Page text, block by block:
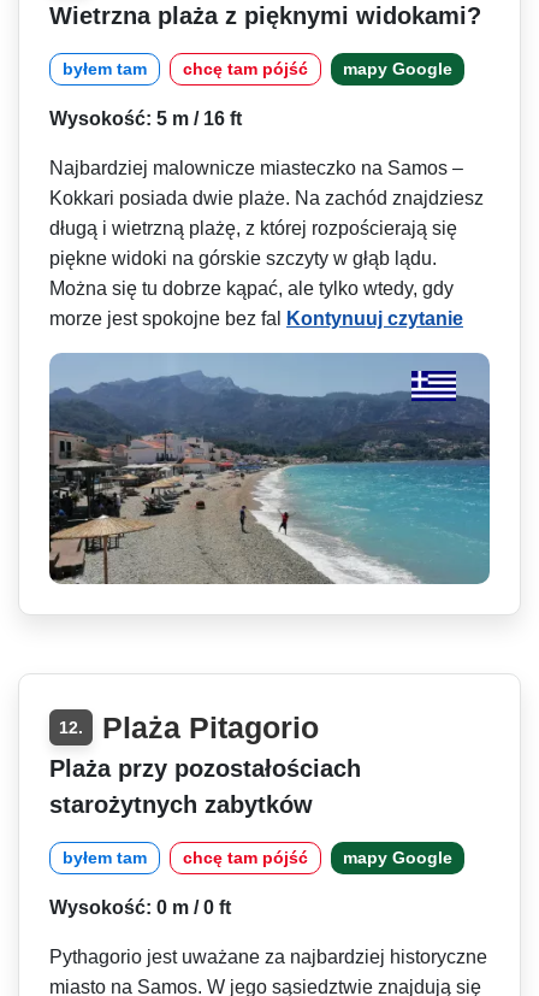
Wietrzna plaża z pięknymi widokami?
byłem tam chcę tam pójść mapy Google
Wysokość: 5 m / 16 ft
Najbardziej malownicze miasteczko na Samos –
Kokkari posiada dwie plaże. Na zachód znajdziesz
długą i wietrzną plażę, z której rozpościerają się
piękne widoki na górskie szczyty w głąb lądu.
Można się tu dobrze kąpać, ale tylko wtedy, gdy
morze jest spokojne bez fal
Kontynuuj czytanie
12. Plaża Pitagorio
Plaża przy pozostałościach
starożytnych zabytków
byłem tam chcę tam pójść mapy Google
Wysokość: 0 m / 0 ft
Pythagorio jest uważane za najbardziej historyczne
miasto na Samos. W jego sąsiedztwie znajdują się